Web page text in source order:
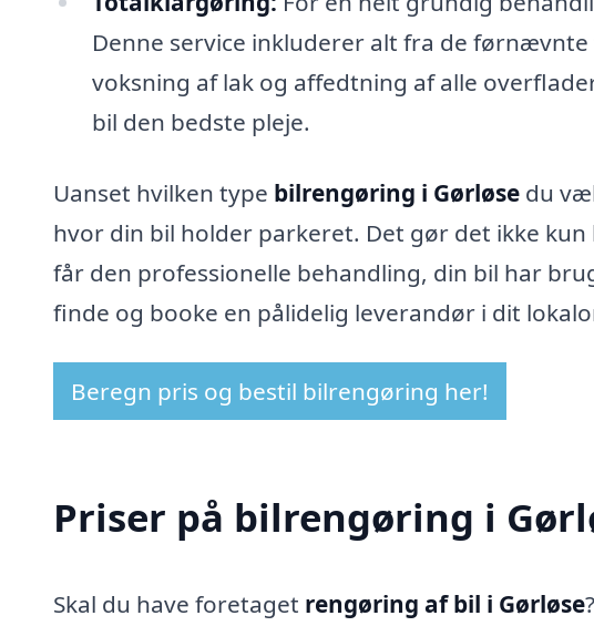
Denne service inkluderer alt fra de
voksning af lak og affedtning af alle
bil den bedste pleje.
Uanset hvilken type bilrengøring i Gørløse du
hvor din bil holder parkeret. Det gør det ikke
får den professionelle behandling, din bil har
finde og booke en pålidelig leverandør i dit
Beregn pris og bestil bilrengøring her!
Priser på bilrengøring i
Skal du have foretaget rengøring af bil i Gørløse